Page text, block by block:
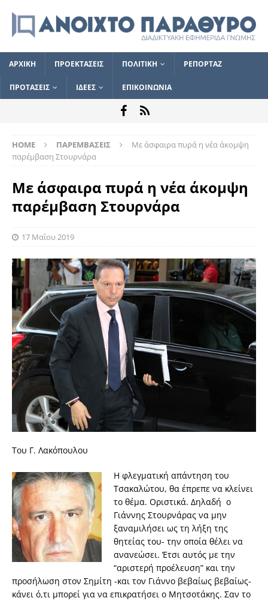
ΑΡΧΙΚΗ ΠΡΟΕΚΤΑΣΕΙΣ ΠΟΛΙΤΙΚΗ ΡΕΠΟΡΤΑΖ
ΠΡΟΤΑΣΕΙΣ ΙΔΕΕΣ ΕΠΙΚΟΙΝΩΝΙΑ
HOME ΠΑΡΕΜΒΑΣΕΙΣ
Με άσφαιρα πυρά η νέα άκομψη
παρέμβαση Στουρνάρα
Με άσφαιρα πυρά η νέα άκομψη
παρέμβαση Στουρνάρα
17 Μαΐου 2019
Του Γ. Λακόπουλου
Η φλεγματική απάντηση του
Τσακαλώτου, θα έπρεπε να κλείνει
το θέμα. Οριστικά. Δηλαδή ο
Γιάννης Στουρνάρας να μην
ξαναμιλήσει ως τη λήξη της
θητείας του- την οποία θέλει να
ανανεώσει. Έτσι αυτός με την
“αριστερή προέλευση” και την
προσήλωση στον Σημίτη -και τον Γιάννο βεβαίως βεβαίως-
κάνει ό,τι μπορεί για να επικρατήσει ο Μητσοτάκης. Σαν το